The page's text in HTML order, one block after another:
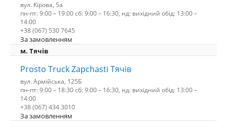
вул. Кірова, 5а
пн-пт: 9:00 – 19:00 сб: 9:00 – 16:30, нд: вихідний обід: 13:00 –
14:00
+38 (067) 530 7645
За замовленням
м. Тячів
Prosto Truck Zapchasti Тячів
вул. Армійська, 125Б
пн-пт: 9:00 – 18:30 сб: 9:00 – 16:30, нд: вихідний обід: 13:00 –
14:00
+38 (067) 434 3010
За замовленням